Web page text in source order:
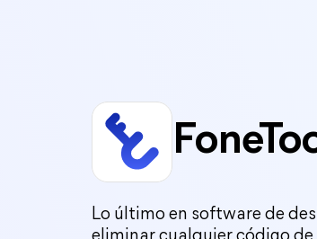
Lo último en software de